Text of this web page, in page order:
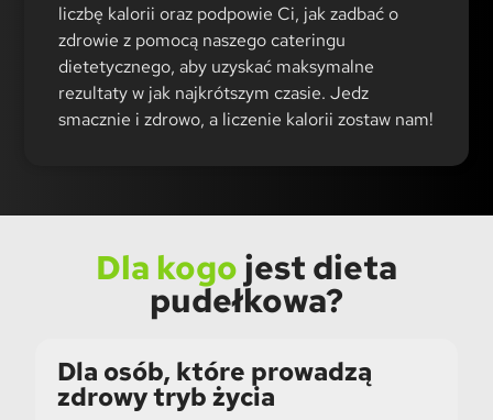
liczbę kalorii oraz podpowie Ci, jak zadbać o
zdrowie z pomocą naszego cateringu
dietetycznego, aby uzyskać maksymalne
rezultaty w jak najkrótszym czasie. Jedz
smacznie i zdrowo, a liczenie kalorii zostaw nam!
Dla kogo jest dieta
pudełkowa?
Dla osób, które prowadzą
zdrowy tryb życia